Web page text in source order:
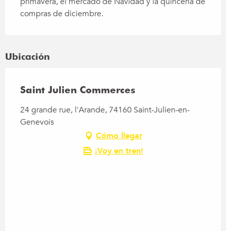
compras de diciembre.
Ubicación
Saint Julien Commerces
24 grande rue, l'Arande, 74160 Saint-Julien-en-
Genevois
Cómo llegar
¡Voy en tren!